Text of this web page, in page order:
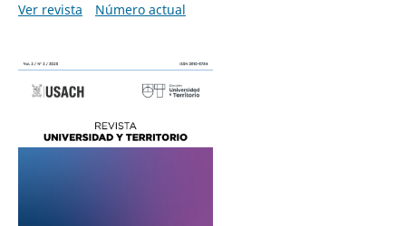
Ver revista
Número actual